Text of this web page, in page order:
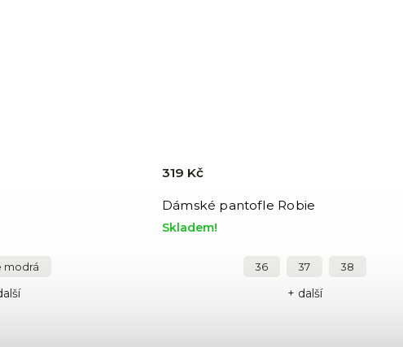
modrá
Dámské pantofle Robie
Skladem!
319 Kč
36 37 38
+ další